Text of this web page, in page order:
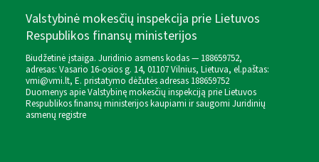
Valstybinė mokesčių inspekcija prie Lietuvos
Respublikos finansų ministerijos
Biudžetinė įstaiga. Juridinio asmens kodas — 188659752,
adresas: Vasario 16-osios g. 14, 01107 Vilnius, Lietuva, el.paštas:
vmi@vmi.lt, E. pristatymo dėžutės adresas 188659752
Duomenys apie Valstybinę mokesčių inspekciją prie Lietuvos
Respublikos finansų ministerijos kaupiami ir saugomi Juridinių
asmenų registre